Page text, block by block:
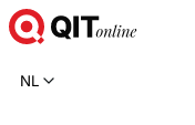
NL